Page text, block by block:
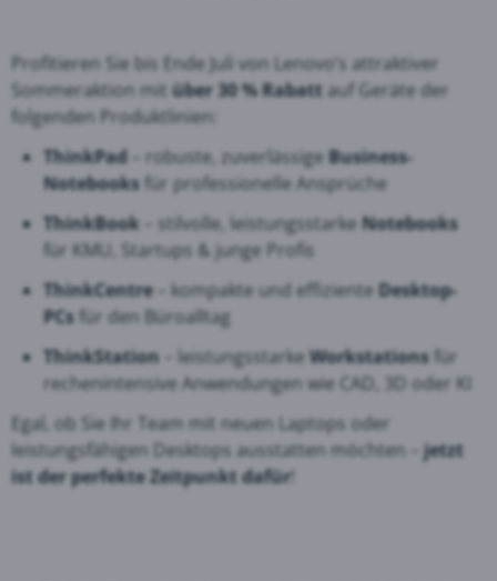
Profitieren Sie bis Ende Juli von Lenovo’s attraktiver
Sommeraktion mit über 30 % Rabatt auf Geräte der
folgenden Produktlinien:
ThinkPad – robuste, zuverlässige Business-
Notebooksfür professionelle Ansprüche
ThinkBook – stilvolle, leistungsstarke Notebooks
für KMU, Startups & junge Profis
ThinkCentre– kompakte und effiziente Desktop-
PCsfür den Büroalltag
ThinkStation– leistungsstarke Workstationsfür
rechenintensive Anwendungen wie CAD, 3D oder KI
Egal, ob Sie Ihr Team mit neuen Laptops oder
leistungsfähigen Desktops ausstatten möchten – jetzt
ist der perfekte Zeitpunkt dafür!